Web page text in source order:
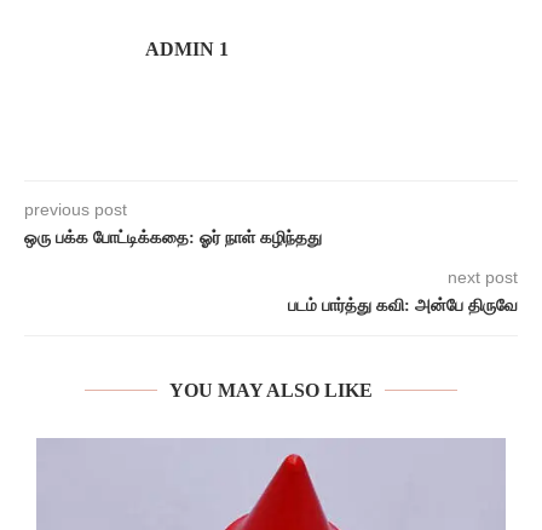
ADMIN 1
previous post
ஒரு பக்க போட்டிக்கதை: ஓர் நாள் கழிந்தது
next post
படம் பார்த்து கவி: அன்பே திருவே
YOU MAY ALSO LIKE